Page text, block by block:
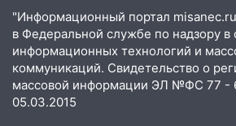
14:01 Инсценировали ДТП
более 4,6 миллиона
судом предстанет банда
автоподставщиков
13:36 В Инзе произошел
"Информационный портал
в Федеральной службе по надзору в
информационных технологий и
коммуникаций. Свидетельство о
массовой информации ЭЛ №ФС 77 -
05.03.2015